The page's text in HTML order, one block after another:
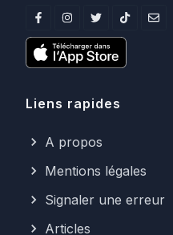
Liens rapides
A propos
Mentions légales
Signaler une erreur
Articles